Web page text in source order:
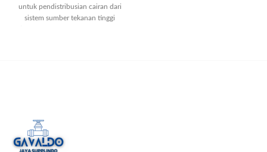
untuk pendistribusian cairan dari
sistem sumber tekanan tinggi